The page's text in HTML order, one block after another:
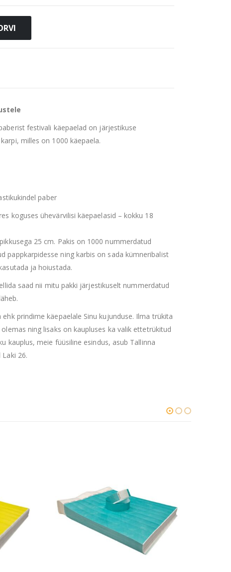
festivali käepaelad on järjestikuse
milles on 1000 käepaela.
paber
koguses ühevärvilisi käepaelasid – kokku 18
25 cm. Pakis on 1000 nummerdatud
pappkarpidesse ning karbis on sada kümneribalist
ja hoiustada.
saad nii mitu pakki järjestikuselt nummerdatud
prindime käepaelale Sinu kujunduse. Ilma trükita
ning lisaks on kaupluses ka valik ettetrükitud
kauplus, meie füüsiline esindus, asub Tallinna
26.